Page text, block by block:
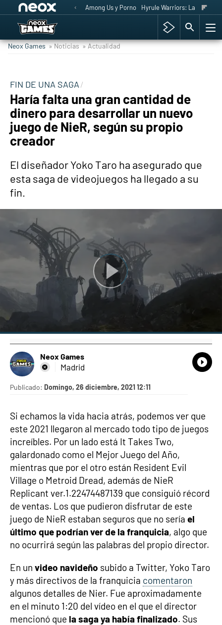
Among Us y Porno Hyrule Warriors: La Era del
Neox Games » Noticias » Actualidad
FIN DE UNA SAGA
Haría falta una gran cantidad de
dinero para desarrollar un nuevo
juego de NieR, según su propio
creador
El diseñador Yoko Taro ha asegurado que
esta saga de videojuegos ha llegado a su
fin.
Neox Games
Madrid
Publicado: Domingo, 26 diciembre, 2021 12:11
Si echamos la vida hacia atrás, podemos ver que
este 2021 llegaron al mercado todo tipo de juegos
increíbles. Por un lado está It Takes Two,
galardonado como el Mejor Juego del Año,
mientras que por el otro están Resident Evil
Village o Metroid Dread, además de NieR
Replicant ver.1.22474487139 que consiguió récord
de ventas. Los que pudieron disfrutar de este
juego de NieR estaban seguros que no sería el
último que podrían ver de la franquicia, algo que
no ocurrirá según las palabras del propio director.
En un video navideño subido a Twitter, Yoko Taro
y más directivos de la franquicia comentaron
algunos detalles de Nier. Fue aproximadamente
en el minuto 1:20 del vídeo en el que el director
mencionó que la saga ya había finalizado. Sus